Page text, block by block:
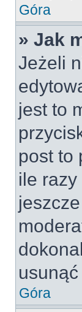
Góra
» Jak
Jeżeli
jest to
post to
ile
Góra